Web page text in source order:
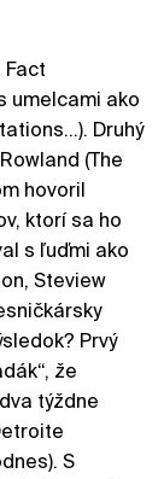
Fact
umelcami ako
Druhý
(The
hovoril
ktorí sa ho
s ľuďmi ako
Steview
Prvý
že
týždne
S